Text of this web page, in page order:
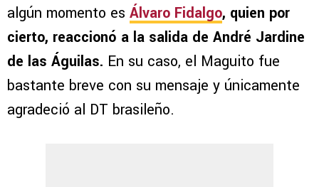
algún momento es Álvaro Fidalgo, quien por
cierto, reaccionó a la salida de André Jardine
de las Águilas. En su caso, el Maguito fue
bastante breve con su mensaje y únicamente
agradeció al DT brasileño.